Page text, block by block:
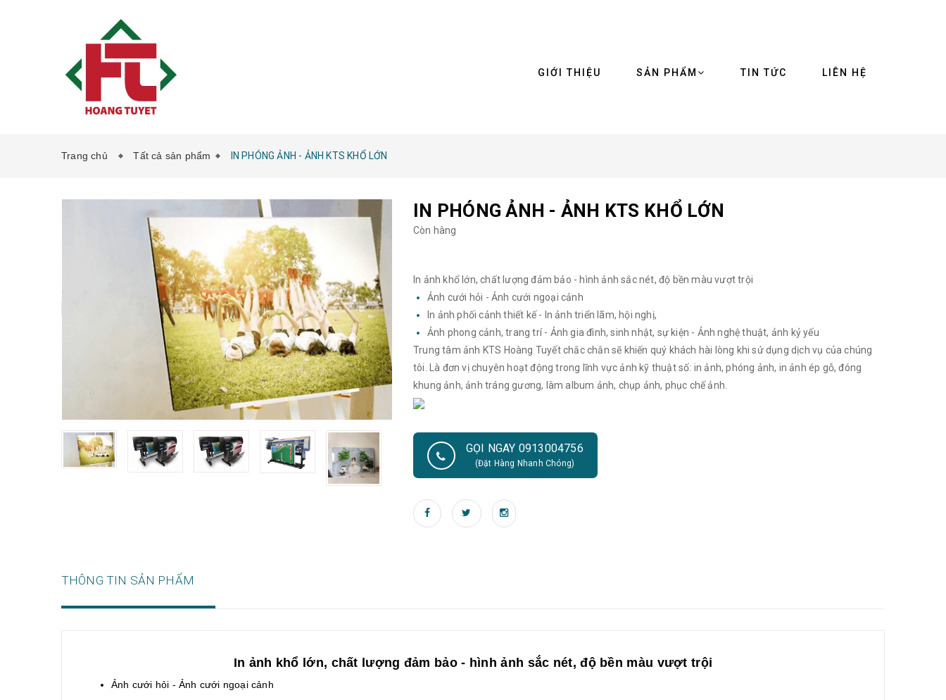
GIỚI THIỆU SẢN PHẨM TIN TỨC LIÊN HỆ
Trang chủ Tất cả sản phẩm IN PHÓNG ẢNH - ẢNH KTS KHỔ LỚN
IN PHÓNG ẢNH - ẢNH KTS KHỔ LỚN
Còn hàng
In ảnh khổ lớn, chất lượng đảm bảo - hình ảnh sắc nét, độ bền màu vượt trội
Ảnh cưới hỏi - Ảnh cưới ngoại cảnh
In ảnh phối cảnh thiết kế - In ảnh triển lãm, hội nghị,
Ảnh phong cảnh, trang trí - Ảnh gia đình, sinh nhật, sự kiện - Ảnh nghệ thuật, ảnh kỷ yếu
Trung tâm ảnh KTS Hoàng Tuyết chắc chắn sẽ khiến quý khách hài lòng khi sử dụng dịch vụ của chúng
tôi. Là đơn vị chuyên hoạt động trong lĩnh vực ảnh kỹ thuật số: in ảnh, phóng ảnh, in ảnh ép gỗ, đóng
khung ảnh, ảnh tráng gương, làm album ảnh, chụp ảnh, phục chế ảnh.
GỌI NGAY 0913004756
(Đặt Hàng Nhanh Chóng)
THÔNG TIN SẢN PHẨM
In ảnh khổ lớn, chất lượng đảm bảo - hình ảnh sắc nét, độ bền màu vượt trội
Ảnh cưới hỏi - Ảnh cưới ngoại cảnh